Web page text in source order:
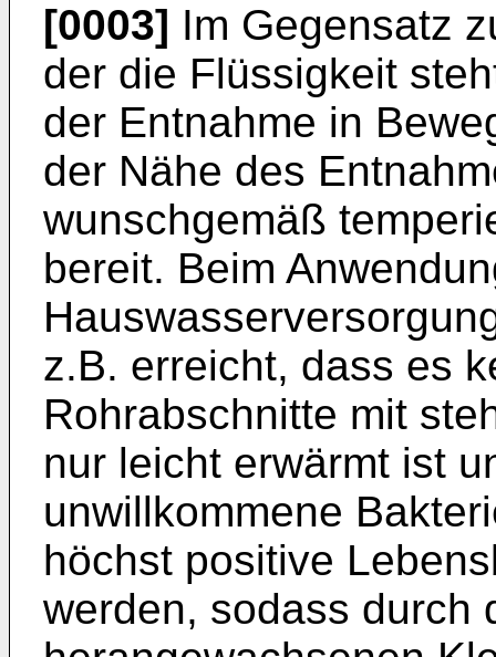
[0003] Im Gegensatz
der die Flüssigkeit
der Entnahme in
der Nähe des
wunschgemäß
bereit. Beim
z.B. erreicht, dass es
Rohrabschnitte mit
nur leicht erwärmt ist
unwillkommene
höchst positive
werden, sodass durch